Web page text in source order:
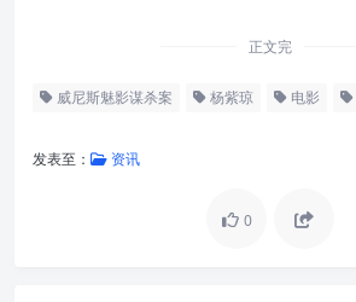
正文完
威尼斯魅影谋杀案 杨紫琼 电影
发表至： 资讯
0